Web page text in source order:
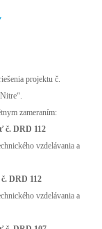
projektu č.
zameraním:
č. DRD 112
vzdelávania a
DRD 112
vzdelávania a